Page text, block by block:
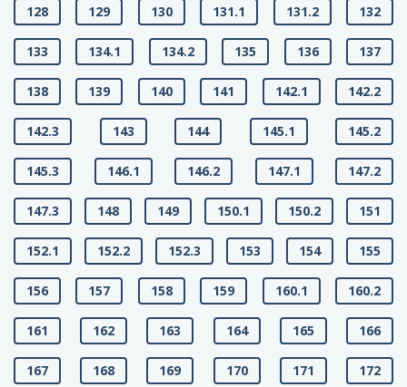
128 129 130 131.1 131.2 132
133 134.1 134.2 135 136 137
138 139 140 141 142.1 142.2
142.3 143 144 145.1 145.2
145.3 146.1 146.2 147.1 147.2
147.3 148 149 150.1 150.2 151
152.1 152.2 152.3 153 154 155
156 157 158 159 160.1 160.2
161 162 163 164 165 166
167 168 169 170 171 172